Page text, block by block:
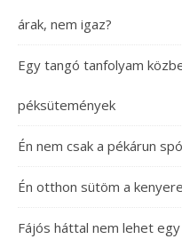
árak, nem igaz?
Egy tangó tanfolyam
péksütemények
Én nem csak a pékárun
Én otthon sütöm a
Fájós háttal nem lehet